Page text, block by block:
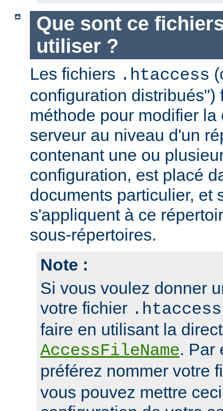
Que sont ce
utiliser ?
Les fichiers .htaccess
configuration distribués")
méthode pour modifier
serveur au niveau d'un
contenant une ou
configuration, est placé
documents particulier, et
s'appliquent à ce
sous-répertoires.
Note :
Si vous voulez donner
votre fichier .htaccess
faire en utilisant la
AccessFileName. Par
préférez nommer votre
vous pouvez mettre